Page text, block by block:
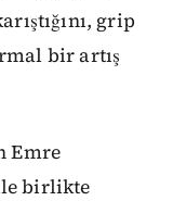
grip
bir artış
Emre
birlikte